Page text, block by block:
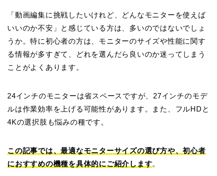
「動画編集に挑戦したいけれど、どんなモニターを使えば
いいのか不安」と感じている方は、多いのではないでしょ
うか。特に初心者の方は、モニターのサイズや性能に関す
る情報が多すぎて、どれを選んだら良いのか迷ってしまう
ことがよくあります。
24インチのモニターは省スペースですが、27インチのモデ
ルは作業効率を上げる可能性があります。また、フルHDと
4Kの選択肢も悩みの種です。
この記事では、最適なモニターサイズの選び方や、初心者
におすすめの機種を具体的にご紹介します。